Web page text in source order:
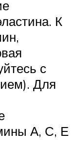
К
с
Для
А, С, Е